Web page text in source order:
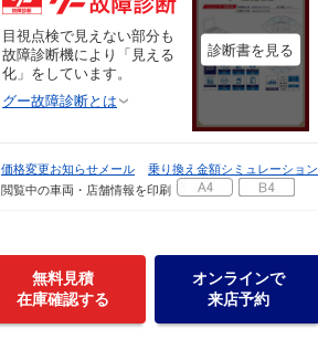
目視点検で見えない部分も
故障診断機により「見える
化」をしています。
グー故障診断とは
診断書を見る
価格変更お知らせメール
乗り換え金額シミュレーション
閲覧中の車両・店舗情報を印刷
無料見積
在庫確認する
オンラインで
来店予約